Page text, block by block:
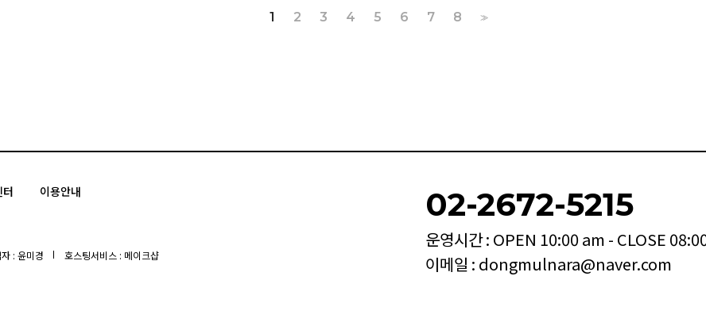
1 2 3 4 5 6 7 8 >>
이용안내
: 윤미경
호스팅서비스 : 메이크샵
02-2672-5215
운영시간 : OPEN 10:00 am - CLOSE
이메일 : dongmulnara@naver.com